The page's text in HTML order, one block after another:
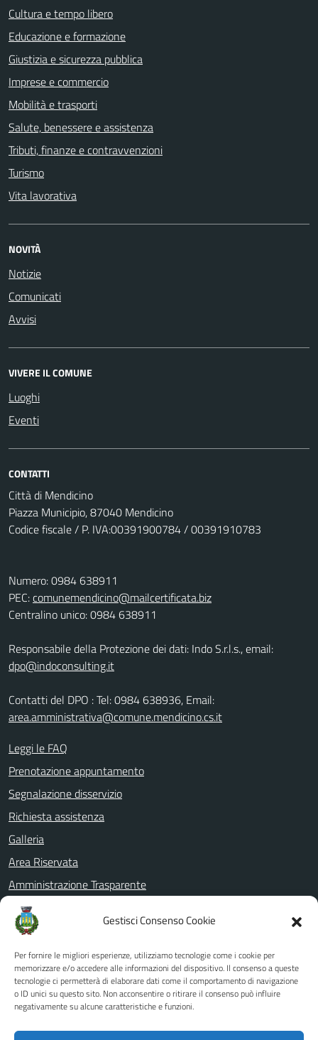
Gestisci Consenso Cookie
Per fornire le migliori esperienze, utilizziamo tecnologie come i cookie per
memorizzare e/o accedere alle informazioni del dispositivo. Il consenso a queste
tecnologie ci permetterà di elaborare dati come il comportamento di navigazione
o ID unici su questo sito. Non acconsentire o ritirare il consenso può influire
negativamente su alcune caratteristiche e funzioni.
Cultura e tempo libero
Educazione e formazione
Giustizia e sicurezza pubblica
Imprese e commercio
Mobilità e trasporti
Salute, benessere e assistenza
Tributi, finanze e contravvenzioni
Turismo
Vita lavorativa
NOVITÀ
Notizie
Comunicati
Avvisi
VIVERE IL COMUNE
Luoghi
Eventi
CONTATTI
Città di Mendicino
Piazza Municipio, 87040 Mendicino
Codice fiscale / P. IVA:00391900784 / 00391910783
Numero: 0984 638911
PEC:comunemendicino@mailcertificata.biz
Centralino unico: 0984 638911
Responsabile della Protezione dei dati: Indo S.r.l.s., email:
dpo@indoconsulting.it
Contatti del DPO : Tel: 0984 638936, Email:
area.amministrativa@comune.mendicino.cs.it
Leggi le FAQ
Prenotazione appuntamento
Segnalazione disservizio
Richiesta assistenza
Galleria
Area Riservata
Amministrazione Trasparente
Informativa privacy
Note legali
Dichiarazione di accessibilità
Whistleblowing
PagoPa